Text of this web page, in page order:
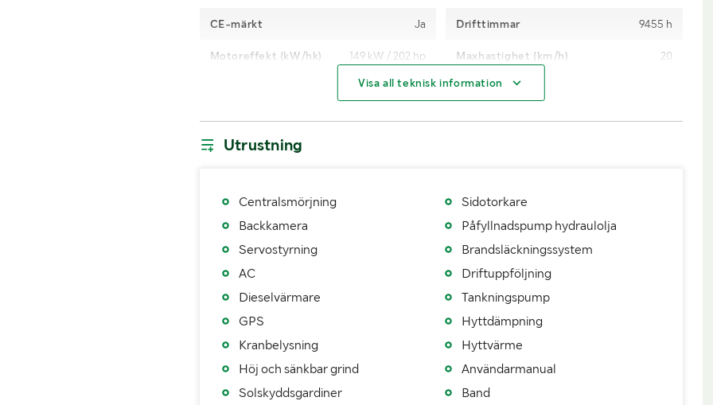
CE-märkt Ja Drifttimmar 9455 h
Motoreffekt (kW/hk) 149 kW / 202 hp Maxhastighet (km/h) 20
Automat Drivmedel
AdBlue Ja Antal nycklar 1
Antal drivande hjul
Fordonsstatus Senaste godkända besiktning
Importerad
MÅTT OCH VIKT:
Tjänstevikt (kg) Totalvikt (kg)
Max lastvikt (kg) Längd (mm)
Visa all teknisk information
Utrustning
Centralsmörjning
Backkamera
Servostyrning
AC
Dieselvärmare
GPS
Kranbelysning
Höj och sänkbar grind
Solskyddsgardiner
Sidotorkare
Påfyllnadspump hydraulolja
Brandsläckningssystem
Driftuppföljning
Tankningspump
Hyttdämpning
Hyttvärme
Användarmanual
Band